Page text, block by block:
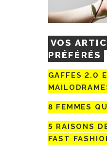
VOS
PRÉFÉRÉS
GAFFES 2.0
8 FEMMES
5 RAISONS
FAST